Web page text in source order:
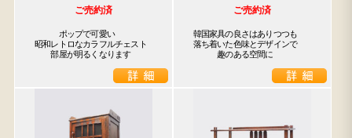
ご売約済
ポップで可愛い
昭和レトロなカラフルチェスト
部屋が明るくなります
ご売約済
韓国家具の良さはありつつも
落ち着いた色味とデザインで
趣のある空間に